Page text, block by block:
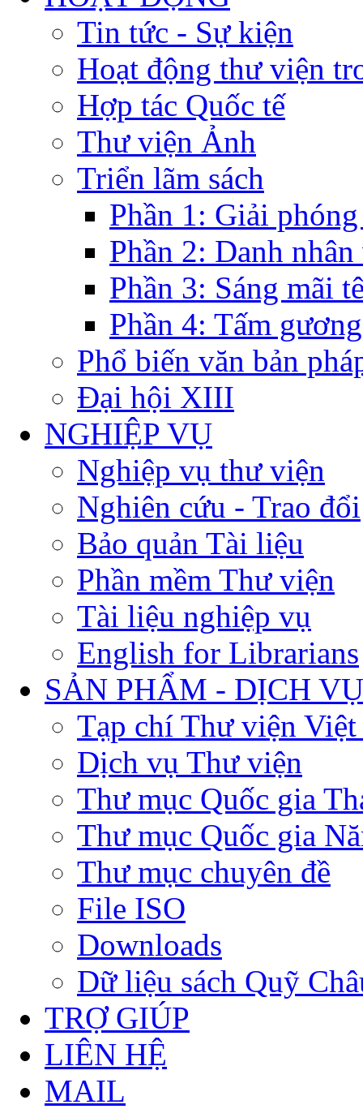
Tin tức - Sự kiện
Hoạt động thư viện
Hợp tác Quốc tế
Thư viện Ảnh
Triển lãm sách
Phần 1: Giải
Phần 2: Danh nhân
Phần 3: Sáng mãi
Phần 4: Tấm
Phổ biến văn bản
Đại hội XIII
NGHIỆP VỤ
Nghiệp vụ thư viện
Nghiên cứu - Trao đổi
Bảo quản Tài liệu
Phần mềm Thư viện
Tài liệu nghiệp vụ
English for Librarians
SẢN PHẨM - DỊCH VỤ
Tạp chí Thư viện Việt
Dịch vụ Thư viện
Thư mục Quốc gia
Thư mục Quốc gia
Thư mục chuyên đề
File ISO
Downloads
Dữ liệu sách Quỹ
TRỢ GIÚP
LIÊN HỆ
MAIL